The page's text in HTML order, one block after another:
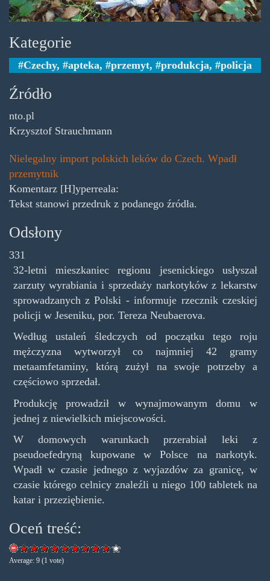
Kategorie
Czechy, apteka, przemyt, produkcja, policja
Źródło
nto.pl
Krzysztof Strauchmann
Nielegalny import polskich leków do Czech. Wpadł
przemytnik
Komentarz [H]yperreala:
Tekst stanowi przedruk z podanego źródła.
Odsłony
331
32-letni mieszkaniec regionu jesenickiego usłyszał
zarzuty wyrabiania i sprzedaży narkotyków z lekarstw
sprowadzanych z Polski - informuje rzecznik czeskiej
policji w Jeseniku, por. Tereza Neubaerova.
Według ustaleń śledczych od początku tego roju
mężczyzna wytworzył co najmniej 42 gramy
metaamfetaminy, którą zużył na swoje potrzeby a
częściowo sprzedał.
Produkcję prowadził w wynajmowanym domu w
jednej z niewielkich miejscowości.
W domowych warunkach przerabiał leki z
pseudoefedryną kupowane w Polsce na narkotyk.
Wpadł w czasie jednego z wyjazdów za granicę, w
czasie którego celnicy znaleźli u niego 100 tabletek na
katar i przeziębienie.
Oceń treść:
Average: 9 (1 vote)